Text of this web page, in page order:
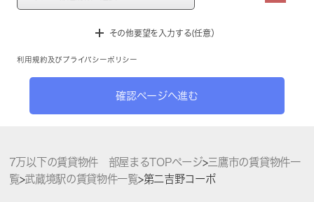
その他要望を入力する(任意）
利用規約 及び プライバシーポリシー
確認ページへ進む
7万以下の賃貸物件 部屋まるTOPページ>三鷹市の賃貸物件一
覧>武蔵境駅の賃貸物件一覧>第二吉野コーポ